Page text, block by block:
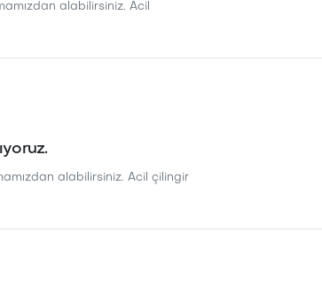
alabilirsiniz. Acil
alabilirsiniz. Acil çilingir